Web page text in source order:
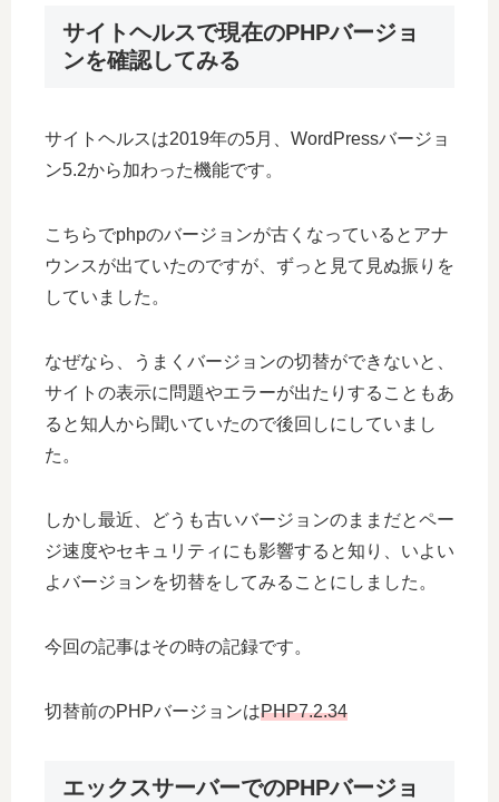
サイトヘルスで現在のPHPバージョ
ンを確認してみる
サイトヘルスは2019年の5月、WordPressバージョ
ン5.2から加わった機能です。
こちらでphpのバージョンが古くなっているとアナ
ウンスが出ていたのですが、ずっと見て見ぬ振りを
していました。
なぜなら、うまくバージョンの切替ができないと、
サイトの表示に問題やエラーが出たりすることもあ
ると知人から聞いていたので後回しにしていまし
た。
しかし最近、どうも古いバージョンのままだとペー
ジ速度やセキュリティにも影響すると知り、いよい
よバージョンを切替をしてみることにしました。
今回の記事はその時の記録です。
切替前のPHPバージョンはPHP7.2.34
エックスサーバーでのPHPバージョ